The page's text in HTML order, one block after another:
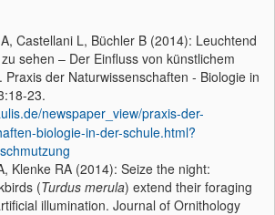
Castellani L, Büchler B (2014): Leuchtend
sehen – Der Einfluss von künstlichem
Praxis der Naturwissenschaften - Biologie in
23.
newspaper_view/praxis-der-
biologie-in-der-schule.html?
Klenke RA (2014): Seize the night:
(Turdus merula) extend their foraging
illumination. Journal of Ornithology